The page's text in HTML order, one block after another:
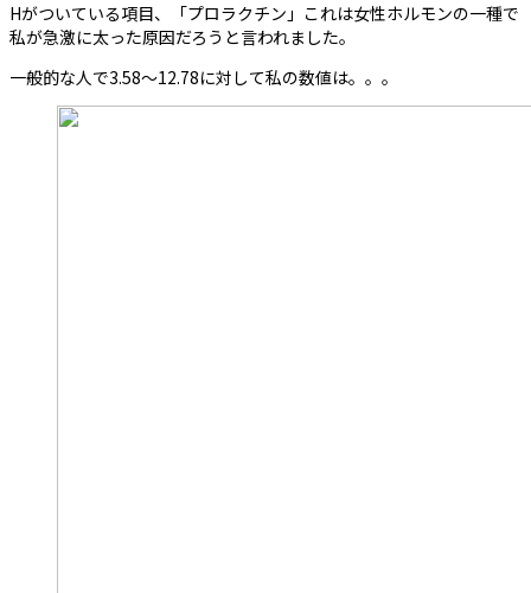
Hがついている項目、「プロラクチン」これは女性ホルモンの一種で
私が急激に太った原因だろうと言われました。
一般的な人で3.58〜12.78に対して私の数値は。。。